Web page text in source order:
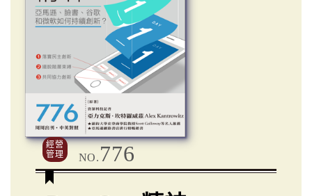
經營
管理
NO. 776